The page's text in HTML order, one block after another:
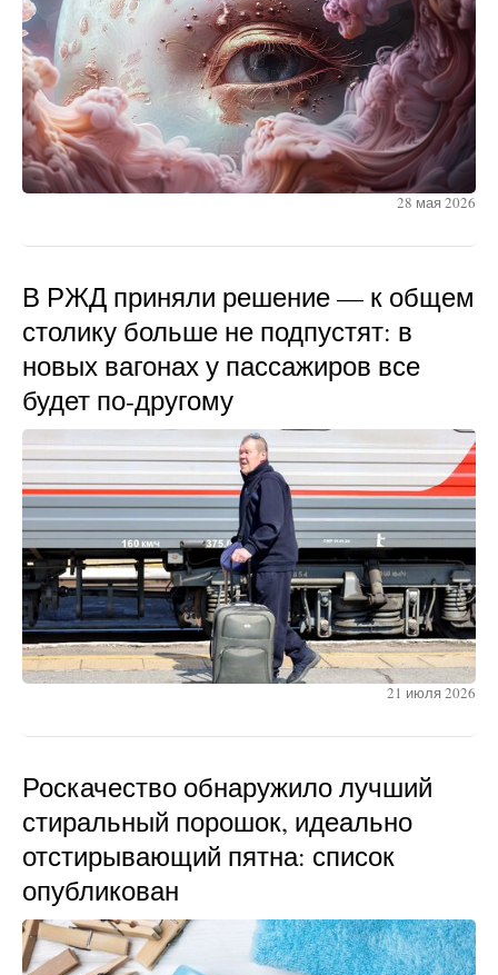
28 мая 2026
В РЖД приняли решение — к общем
столику больше не подпустят: в
новых вагонах у пассажиров все
будет по-другому
21 июля 2026
Роскачество обнаружило лучший
стиральный порошок, идеально
отстирывающий пятна: список
опубликован